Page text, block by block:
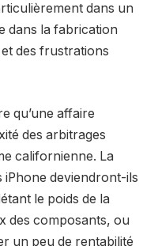
dans un
dans la fabrication
des frustrations
qu’une affaire
des arbitrages
californienne. La
iPhone deviendront-ils
le poids de la
des composants, ou
un peu de rentabilité